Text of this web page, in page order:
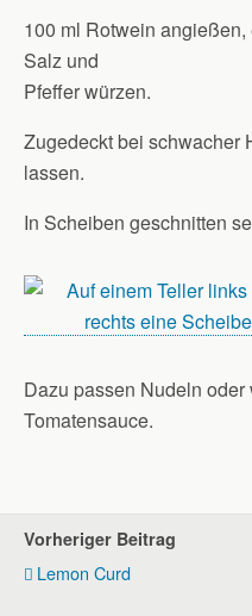
100 ml Rotwein
Salz und
Pfeffer würzen.
Zugedeckt bei schwacher
lassen.
In Scheiben geschnitten
Dazu passen Nudeln
Tomatensauce.
Vorheriger Beitrag
Lemon Curd